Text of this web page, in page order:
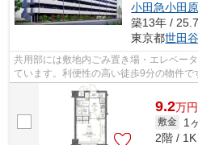
小田急小田
築13年 /
東京都世田
共用部には敷地内ごみ置き場・エレベー
ています。利便性の高い徒歩9分の物件
創的で、ご好評いただいています。周辺...
9.2万円
敷金 1
2階 /